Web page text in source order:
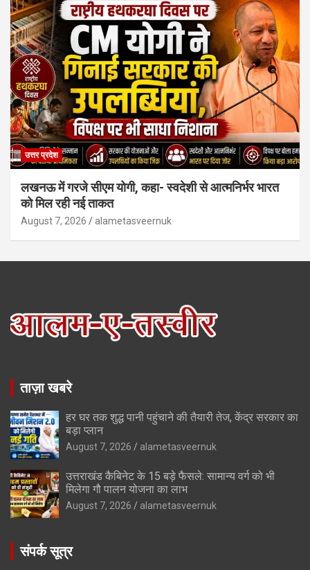
उत्तर प्रदेश
लखनऊ में गरजे सीएम योगी, कहा- स्वदेशी से आत्मनिर्भर भारत
को मिल रही नई ताकत
August 7, 2026 alametasveernuk
ताज़ा खबरे
हर घर तक शुद्ध पानी पहुंचाने की तैयारी तेज, केंद्र सरकार का
बड़ा प्लान
August 7, 2026 alametasveernuk
उत्तराखंड कैबिनेट के 15 बड़े फैसले: सामान्य वर्ग को भी
मिलेगा गौ पालन योजना का लाभ
August 7, 2026 alametasveernuk
संपर्क सूत्र